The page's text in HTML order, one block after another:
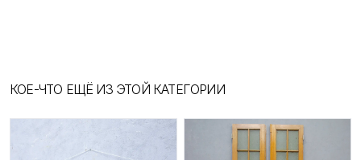
КОЕ-ЧТО ЕЩЁ ИЗ ЭТОЙ КАТЕГОРИИ